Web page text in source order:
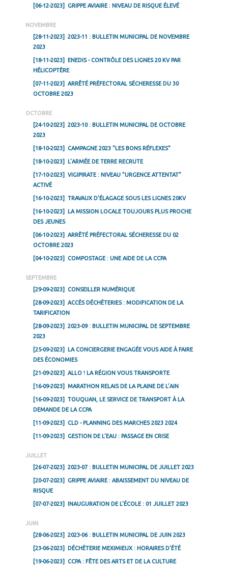
[06-12-2023] GRIPPE AVIAIRE : NIVEAU DE RISQUE ÉLEVÉ
NOVEMBRE
[28-11-2023]
2023-11 : BULLETIN MUNICIPAL DE NOVEMBRE
2023
[18-11-2023]
ENEDIS - CONTRÔLE DES LIGNES 20 KV PAR
HÉLICOPTÈRE
[07-11-2023]
ARRÊTÉ PRÉFECTORAL SÉCHERESSE DU 30
OCTOBRE 2023
OCTOBRE
[24-10-2023]
2023-10 : BULLETIN MUNICIPAL DE OCTOBRE
2023
[18-10-2023] CAMPAGNE 2023 "LES BONS RÉFLEXES"
[18-10-2023] L’ARMÉE DE TERRE RECRUTE
[17-10-2023]
VIGIPIRATE : NIVEAU "URGENCE ATTENTAT"
ACTIVÉ
[16-10-2023] TRAVAUX D’ÉLAGAGE SOUS LES LIGNES 20KV
[16-10-2023]
LA MISSION LOCALE TOUJOURS PLUS PROCHE
DES JEUNES
[06-10-2023]
ARRÊTÉ PRÉFECTORAL SÉCHERESSE DU 02
OCTOBRE 2023
[04-10-2023] COMPOSTAGE : UNE AIDE DE LA CCPA
SEPTEMBRE
[29-09-2023]
CONSEILLER NUMÉRIQUE
[28-09-2023]
ACCÈS DÉCHÈTERIES : MODIFICATION DE LA
TARIFICATION
[28-09-2023]
2023-09 : BULLETIN MUNICIPAL DE SEPTEMBRE
2023
[25-09-2023]
LA CONCIERGERIE ENGAGÉE VOUS AIDE À FAIRE
DES ÉCONOMIES
[21-09-2023] ALLO ! LA RÉGION VOUS TRANSPORTE
[16-09-2023] MARATHON RELAIS DE LA PLAINE DE L’AIN
[16-09-2023]
TOUQUAN, LE SERVICE DE TRANSPORT À LA
DEMANDE DE LA CCPA
[11-09-2023] CLD - PLANNING DES MARCHES 2023 2024
[11-09-2023] GESTION DE L’EAU : PASSAGE EN CRISE
JUILLET
[26-07-2023]
2023-07 : BULLETIN MUNICIPAL DE JUILLET 2023
[20-07-2023]
GRIPPE AVIAIRE : ABAISSEMENT DU NIVEAU DE
RISQUE
[07-07-2023] INAUGURATION DE L’ÉCOLE : 01 JUILLET 2023
JUIN
[28-06-2023]
2023-06 : BULLETIN MUNICIPAL DE JUIN 2023
[23-06-2023] DÉCHÈTERIE MEXIMIEUX : HORAIRES D’ÉTÉ
[19-06-2023] CCPA : FÊTE DES ARTS ET DE LA CULTURE